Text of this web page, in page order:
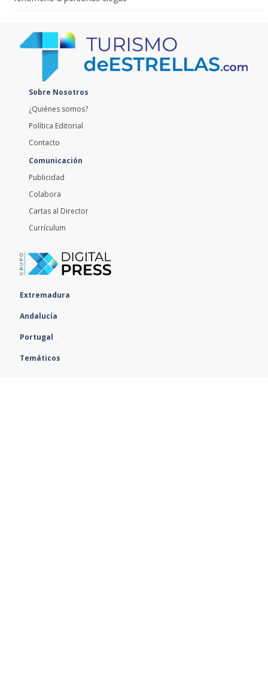
Sobre Nosotros
Comunicación
Extremadura
Andalucía
Portugal
Temáticos